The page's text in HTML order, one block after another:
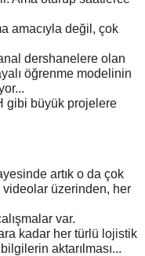
amacıyla değil, çok
dershanelere olan
öğrenme modelinin
gibi büyük projelere
artık o da çok
videolar üzerinden, her
var.
kadar her türlü lojistik
aktarılması...